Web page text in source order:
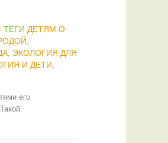
ТЕГИ ДЕТЯМ О
, ЭКОЛОГИЯ ДЛЯ
И ДЕТИ
его